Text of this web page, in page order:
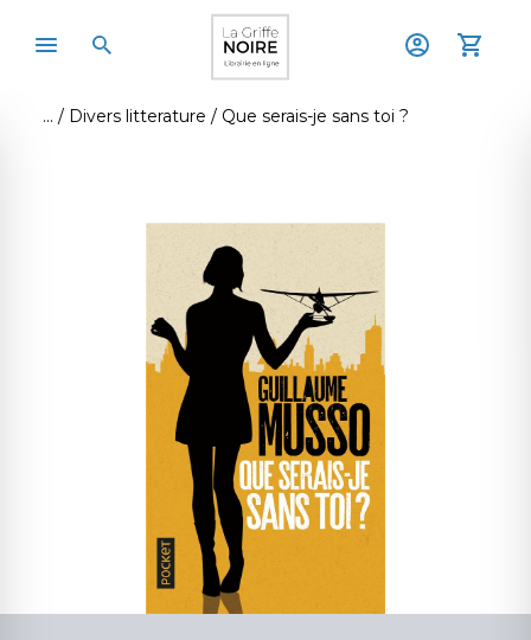
Divers litterature Que serais-je sans toi ?